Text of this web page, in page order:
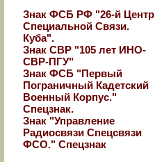
Знак ФСБ РФ "26-й Центр
Специальной Связи.
Куба".
Знак СВР "105 лет ИНО-
СВР-ПГУ"
Знак ФСБ "Первый
Пограничный Кадетский
Военный Корпус."
Спецзнак.
Знак "Управление
Радиосвязи Спецсвязи
ФСО." Спецзнак